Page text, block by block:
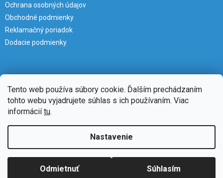
Tento web používa súbory cookie. Ďalším prechádzaním
tohto webu vyjadrujete súhlas s ich používaním. Viac
informáciítu.
Nastavenie
Odmietnuť Súhlasím
Ochrana osobných údajov
Obchodné podmienky
Reklamačný poriadok
Dodacie podmienky
. Všetky práva vyhradené.